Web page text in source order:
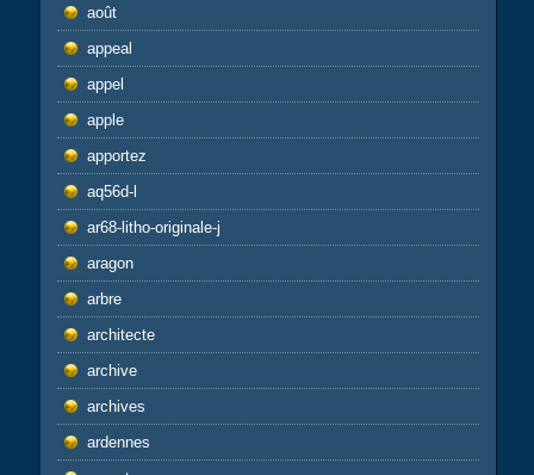
août
appeal
appel
apple
apportez
aq56d-l
ar68-litho-originale-j
aragon
arbre
architecte
archive
archives
ardennes